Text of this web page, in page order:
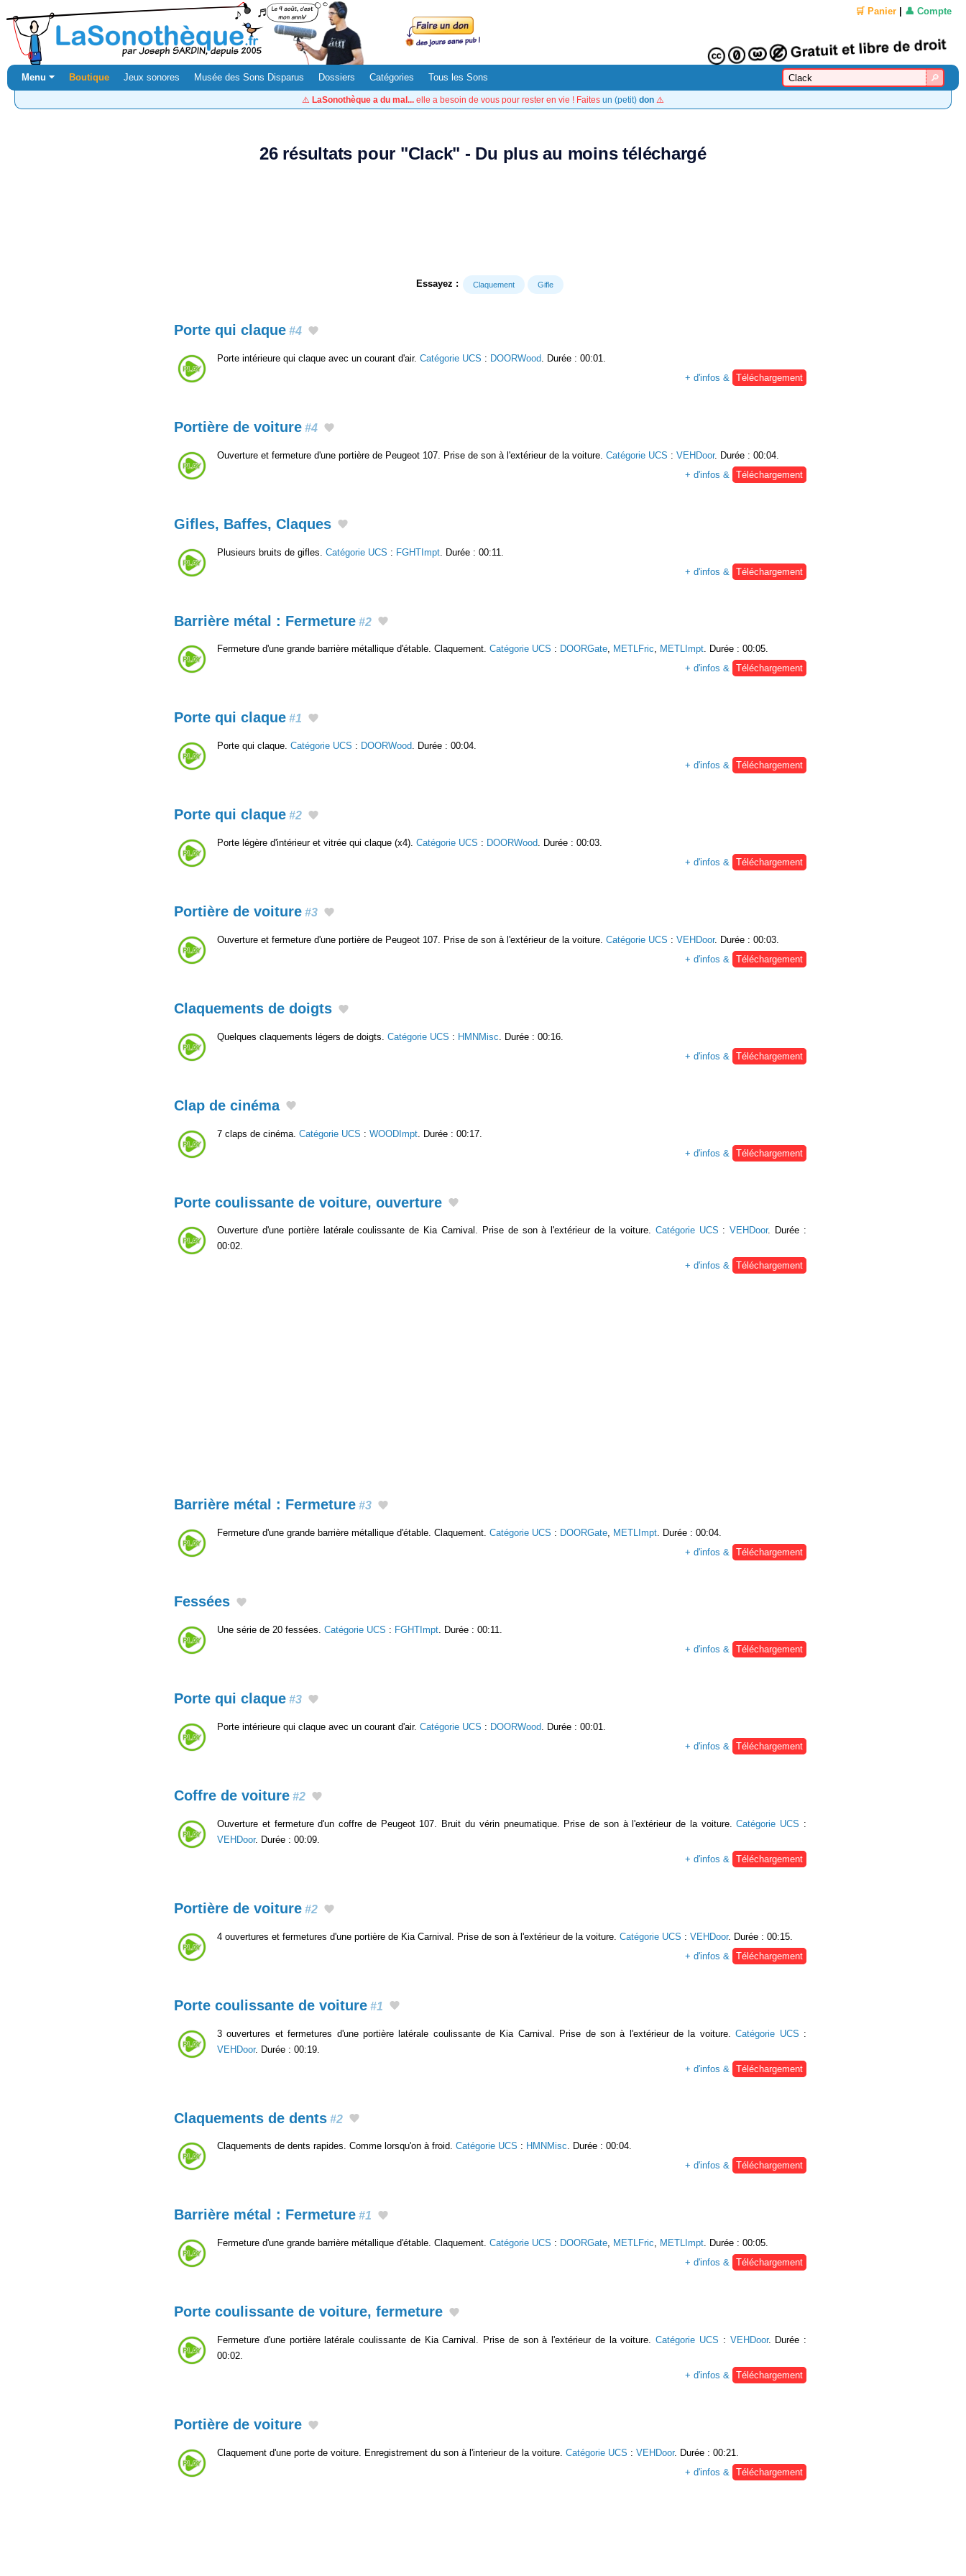
🛒 Panier 👤 Compte
Menu ⏷ Boutique Jeux sonores Musée des Sons Disparus Dossiers Catégories Tous les Sons
⚠️ LaSonothèque a du mal... elle a besoin de vous pour rester en vie ! Faites un (petit) don ⚠️
26 résultats pour "Clack" - Du plus au moins téléchargé
Essayez : Claquement Gifle
Porte qui claque #4
Porte intérieure qui claque avec un courant d'air. Catégorie UCS : DOORWood . Durée : 00:01.
+ d'infos &
Téléchargement
Portière de voiture #4
Ouverture et fermeture d'une portière de Peugeot 107. Prise de son à l'extérieur de la voiture. Catégorie UCS : VEHDoor. Durée : 00:04.
+ d'infos &
Téléchargement
Gifles, Baffes, Claques
Plusieurs bruits de gifles. Catégorie UCS : FGHTImpt . Durée : 00:11.
+ d'infos &
Téléchargement
Barrière métal : Fermeture #2
Fermeture d'une grande barrière métallique d'étable. Claquement. Catégorie UCS : DOORGate, METLFric, METLImpt. Durée : 00:05.
+ d'infos & Téléchargement
Porte qui claque #1
Porte qui claque. Catégorie UCS : DOORWood. Durée : 00:04.
+ d'infos & Téléchargement
Porte qui claque #2
Porte légère d'intérieur et vitrée qui claque (x4). Catégorie UCS : DOORWood. Durée : 00:03.
+ d'infos & Téléchargement
Portière de voiture #3
Ouverture et fermeture d'une portière de Peugeot 107. Prise de son à l'extérieur de la voiture. Catégorie UCS : VEHDoor. Durée : 00:03.
+ d'infos &
Téléchargement
Claquements de doigts
Quelques claquements légers de doigts. Catégorie UCS : HMNMisc . Durée : 00:16.
+ d'infos &
Téléchargement
Clap de cinéma
7 claps de cinéma. Catégorie UCS : WOODImpt . Durée : 00:17.
+ d'infos &
Téléchargement
Porte coulissante de voiture, ouverture
Ouverture d'une portière latérale coulissante de Kia Carnival. Prise de son à l'extérieur de la voiture. Catégorie UCS :VEHDoor. Durée :
00:02.
+ d'infos & Téléchargement
Barrière métal : Fermeture #3
Fermeture d'une grande barrière métallique d'étable. Claquement. Catégorie UCS : DOORGate, METLImpt. Durée : 00:04.
+ d'infos & Téléchargement
Fessées
Une série de 20 fessées. Catégorie UCS : FGHTImpt. Durée : 00:11.
+ d'infos & Téléchargement
Porte qui claque #3
Porte intérieure qui claque avec un courant d'air. Catégorie UCS : DOORWood . Durée : 00:01.
+ d'infos &
Téléchargement
Coffre de voiture #2
Ouverture et fermeture d'un coffre de Peugeot 107. Bruit du vérin pneumatique. Prise de son à l'extérieur de la voiture.Catégorie UCS :
VEHDoor. Durée : 00:09.
+ d'infos &
Téléchargement
Portière de voiture #2
4 ouvertures et fermetures d'une portière de Kia Carnival. Prise de son à l'extérieur de la voiture. Catégorie UCS : VEHDoor. Durée : 00:15.
+ d'infos &
Téléchargement
Porte coulissante de voiture #1
3 ouvertures et fermetures d'une portière latérale coulissante de Kia Carnival. Prise de son à l'extérieur de la voiture.Catégorie UCS :
VEHDoor. Durée : 00:19.
+ d'infos &
Téléchargement
Claquements de dents #2
Claquements de dents rapides. Comme lorsqu'on à froid. Catégorie UCS : HMNMisc. Durée : 00:04.
+ d'infos & Téléchargement
Barrière métal : Fermeture #1
Fermeture d'une grande barrière métallique d'étable. Claquement. Catégorie UCS : DOORGate, METLFric, METLImpt. Durée : 00:05.
+ d'infos & Téléchargement
Porte coulissante de voiture, fermeture
Fermeture d'une portière latérale coulissante de Kia Carnival. Prise de son à l'extérieur de la voiture.Catégorie UCS : VEHDoor. Durée :
00:02.
+ d'infos & Téléchargement
Portière de voiture
Claquement d'une porte de voiture. Enregistrement du son à l'interieur de la voiture. Catégorie UCS : VEHDoor. Durée : 00:21.
+ d'infos &
Téléchargement